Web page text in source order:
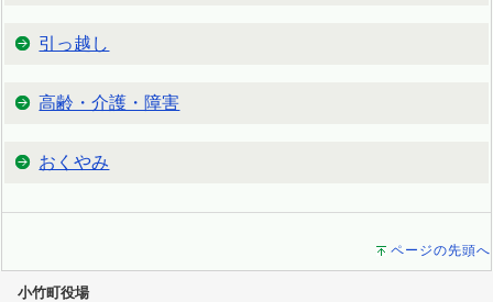
引っ越し
高齢・介護・障害
おくやみ
ページの先頭へ
小竹町役場